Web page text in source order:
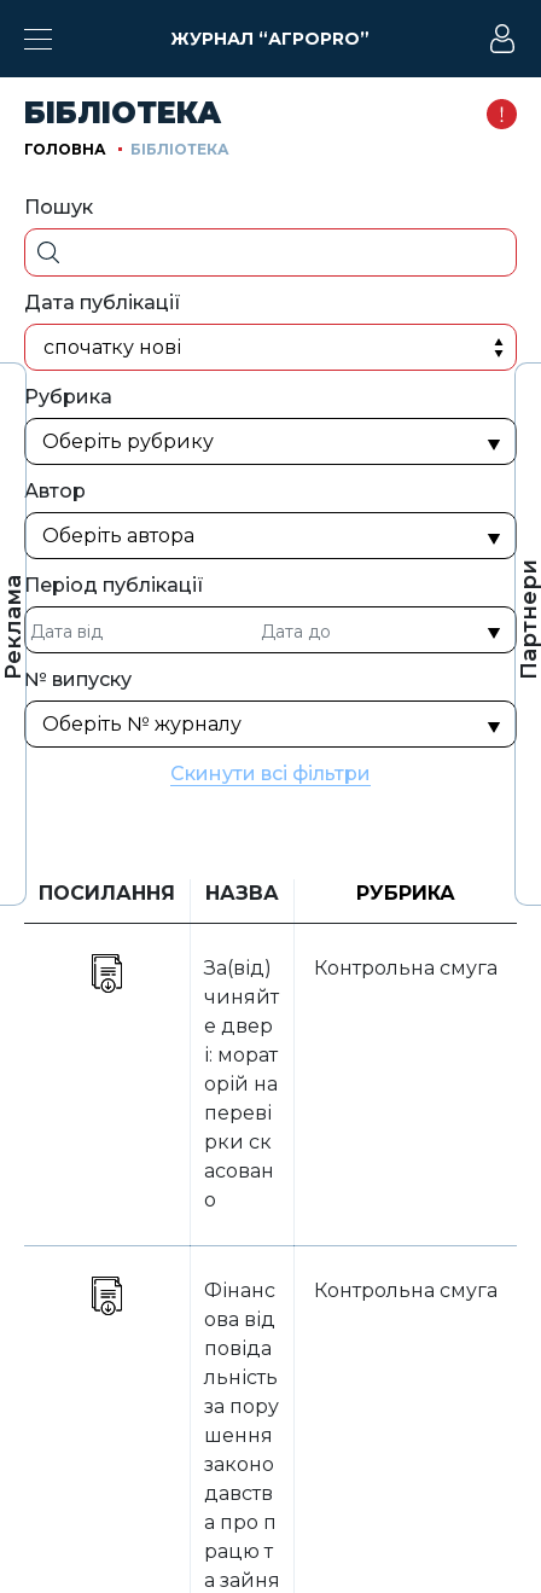
Реклама Партнери
ЖУРНАЛ “АГРОPRO”
БІБЛІОТЕКА
ГОЛОВНА БІБЛІОТЕКА
Пошук
Дата публікації
спочатку нові
Рубрика
Автор
Період публікації
№ випуску
Скинути всі фільтри
ПОСИЛАННЯ НАЗВА РУБРИКА
За(від)
чиняйт
е двер
і: морат
орій на
переві
рки ск
асован
о
Контрольна смуга
Фінанс
ова від
повіда
льність
за пору
шення
законо
давств
а про п
рацю т
а зайня
Контрольна смуга